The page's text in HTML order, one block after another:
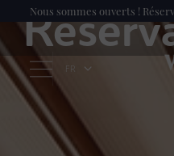
Nous sommes ouverts !
FR